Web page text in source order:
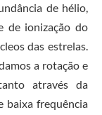
de hélio,
de ionização do
das estrelas.
a rotação e
através da
baixa frequência